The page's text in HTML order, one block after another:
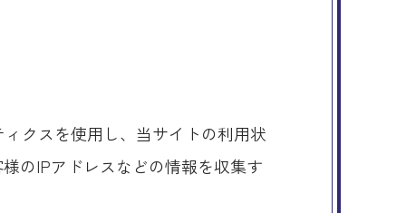
クスを使用し、当サイトの利用状
のIPアドレスなどの情報を収集す